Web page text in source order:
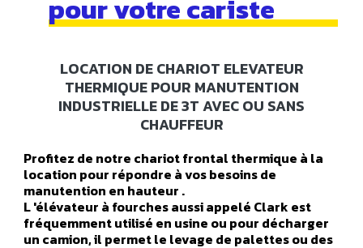
pour votre cariste
LOCATION DE CHARIOT ELEVATEUR
THERMIQUE POUR MANUTENTION
INDUSTRIELLE DE 3T AVEC OU SANS
CHAUFFEUR
Profitez de notre chariot frontal thermique à la
location pour répondre à vos besoins de
manutention en hauteur .
L 'élévateur à fourches aussi appelé Clark est
fréquemment utilisé en usine ou pour décharger
un camion, il permet le levage de palettes ou des